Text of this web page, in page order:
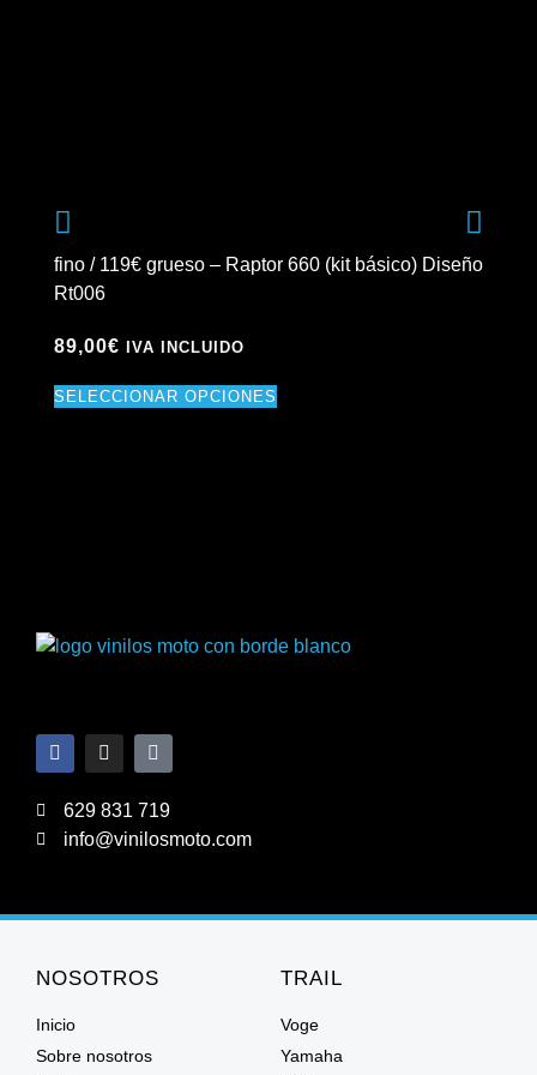
fino / 119€ grueso – Raptor 660 (kit básico) Diseño
Rt006
89,00€ IVA INCLUIDO
SELECCIONAR OPCIONES
629 831 719
info@vinilosmoto.com
NOSOTROS
Inicio
Sobre nosotros
TRAIL
Voge
Yamaha